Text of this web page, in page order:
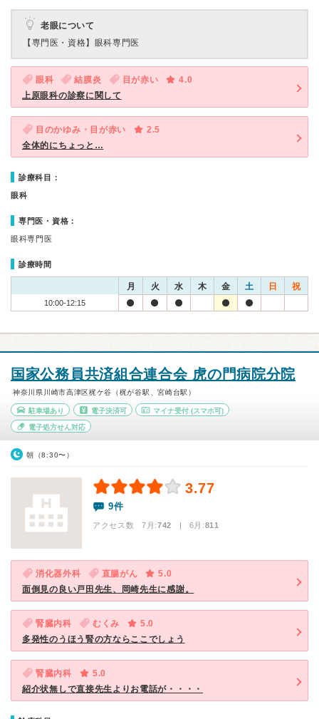
老眼について
【専門医・資格】 眼科専門医
眼科 結膜炎 目が赤い
4.0
上原眼科の診察に関して
目のかゆみ・目が赤い
2.5
全体的にちょっと…
診療科目：
眼科
専門医・資格：
眼科専門医
診療時間
月 火 水 木 金 土 日 祝
10:00-12:15
国家公務員共済組合連合会 虎の門病院分院
神奈川県川崎市高津区梶ケ谷（梶が谷駅、宮崎台駅）
駐車場あり 電子決済可 マイナ受付 (スマホ可)
電子処方せん対応
朝（8:30〜）
3.77
9件
アクセス数 7月:742 | 6月:811
消化器外科 直腸がん
5.0
面倒見の良い戸田先生、岡崎先生に感謝。
腎臓内科 むくみ
5.0
多発性のうほう腎の方ならここでしょう
腎臓内科
5.0
紹介状無しで直接先生よりお電話が・・・・